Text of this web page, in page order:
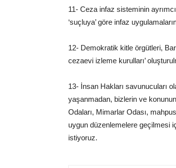
11- Ceza infaz sisteminin ayrımcı
‘suçluya’ göre infaz
12- Demokratik kitle örgütleri,
cezaevi izleme kurulları’
13- İnsan Hakları savunucuları
yaşanmadan, bizlerin ve
Odaları, Mimarlar Odası,
uygun düzenlemelere geçilmesi
istiyoruz.